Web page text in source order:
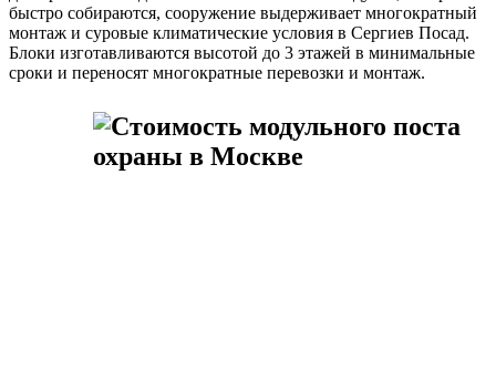
быстро собираются, сооружение выдерживает многократный
монтаж и суровые климатические условия в Сергиев Посад.
Блоки изготавливаются высотой до 3 этажей в минимальные
сроки и переносят многократные перевозки и монтаж.